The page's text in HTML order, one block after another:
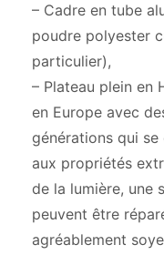
– Cadre en tube
poudre polyester
particulier),
– Plateau plein en
en Europe avec
générations qui
aux propriétés
de la lumière, une
peuvent être
agréablement